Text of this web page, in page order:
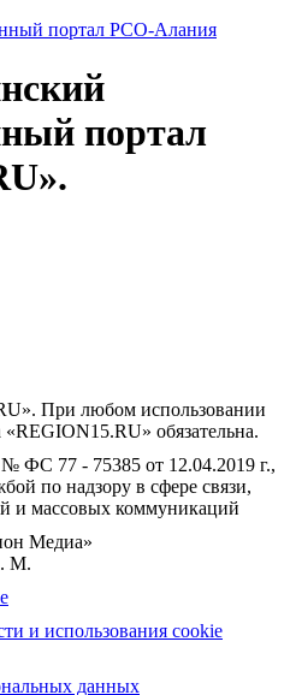
портал
При любом использовании
обязательна.
ФС 77 - 75385 от 12.04.2019 г.,
по надзору в сфере связи,
и массовых коммуникаций
Медиа»
М.
и использования cookie
данных